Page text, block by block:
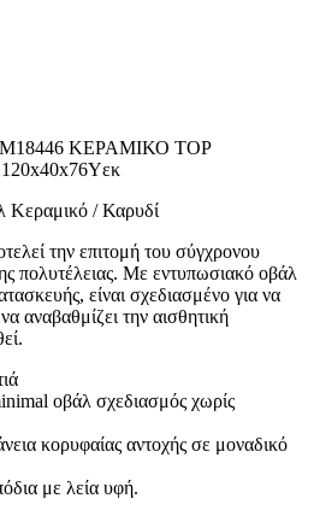
ΚΕΡΑΜΙΚΟ TOP
/ Καρυδί
την επιτομή του σύγχρονου
πολυτέλειας. Με εντυπωσιακό οβάλ
είναι σχεδιασμένο για να
αναβαθμίζει την αισθητική
οβάλ σχεδιασμός χωρίς
κορυφαίας αντοχής σε μοναδικό
με λεία υφή.